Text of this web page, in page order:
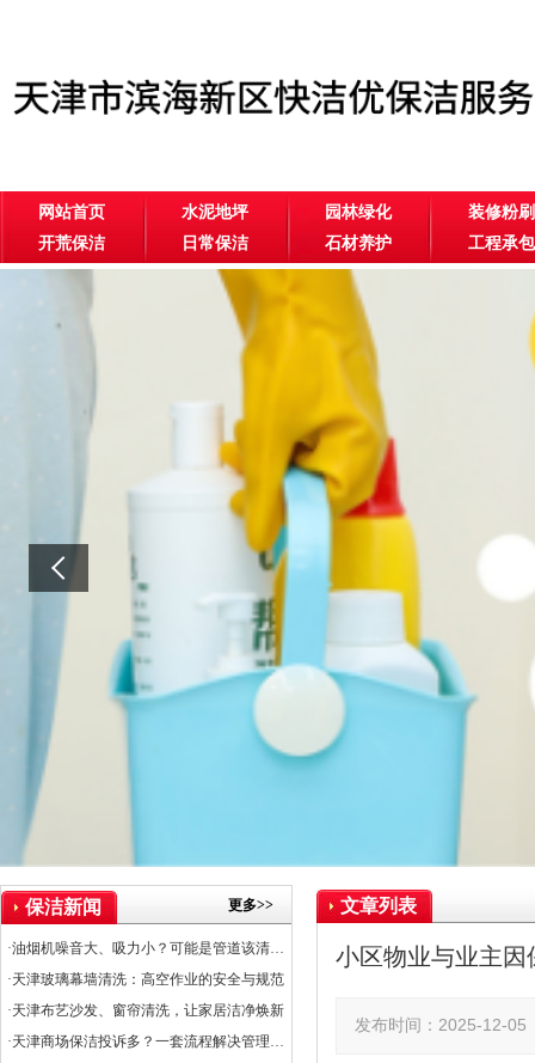
网站首页 水泥地坪 园林绿化
装修粉刷
开荒保洁
日常保洁 石材养护
工程承包
公司相册
保洁新闻 更多>>
·油烟机噪音大、吸力小？可能是管道该清洗了
·天津玻璃幕墙清洗：高空作业的安全与规范
·天津布艺沙发、窗帘清洗，让家居洁净焕新
·天津商场保洁投诉多？一套流程解决管理难题
文章列表
小区物业与业主
发布时间：2025-12-